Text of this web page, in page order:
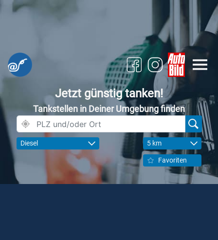
Jetzt günstig tanken!
Tankstellen in Deiner Umgebung finden
Diesel 5 km
Favoriten